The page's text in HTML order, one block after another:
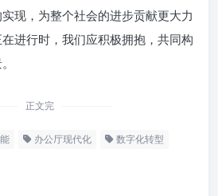
现，为整个社会的进步贡献更大力
进行时，我们应积极拥抱，共同构
正文完
办公厅现代化 数字化转型